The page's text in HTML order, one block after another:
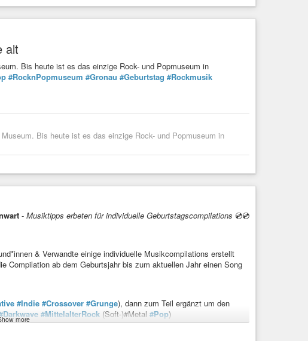
alt
Bis heute ist es das einzige Rock- und Popmuseum in
#RocknPopmuseum #Gronau #Geburtstag #Rockmusik
Bis heute ist es das einzige Rock- und Popmuseum in
- Musiktipps erbeten für individuelle Geburtstagscompilations 💿💿
& Verwandte einige individuelle Musikcompilations erstellt
Compilation ab dem Geburtsjahr bis zum aktuellen Jahr einen Song
#Indie #Crossover #Grunge), dann zum Teil ergänzt um den
#MittelalterRock (Soft-)#Metal #Pop)
geholfen… u.a.
more